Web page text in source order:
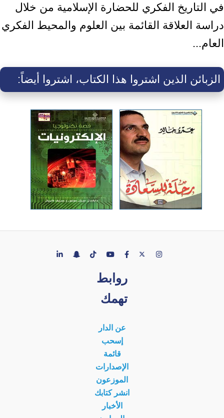
في التاريخ الفكري للحضارة الإسلامية من خلال
دراسة العلاقة القائمة بين العلوم والمحيط الفكري
العام...
الزبائن الذين اشتروا هذا الكتاب، اشتروا أيضاً:
روابط
تهمك
عن الدار
إسحب
قائمة
الإصدارات
الموزعون
انشر كتابك
الأخبار